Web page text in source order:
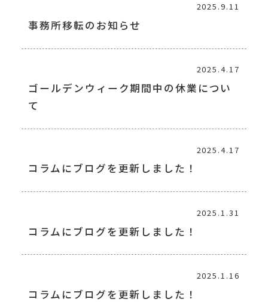
2025.9.11
事務所移転のお知らせ
2025.4.17
ゴールデンウィーク期間中の休業につい
て
2025.4.17
コラムにブログを更新しました！
2025.1.31
コラムにブログを更新しました！
2025.1.16
コラムにブログを更新しました！